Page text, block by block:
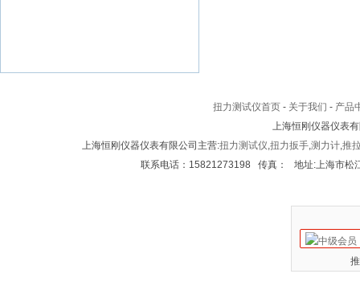
扭力测试仪首页 - 关于我们 - 产品
上海恒刚仪器仪表
上海恒刚仪器仪表有限公司主营:扭力测试仪,扭力扳手,测力计,推
联系电话：15821273198 传真： 地址:上海市